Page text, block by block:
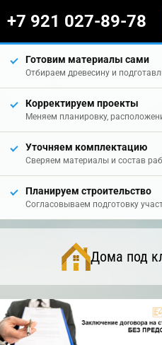
+7 921 027-89-78
Готовим материалы сами
Отбираем древесину и
Корректируем проекты
Меняем планировку,
Уточняем комплектацию
Сверяем материалы и состав
Планируем строительство
Согласовываем подготовку
Дома под